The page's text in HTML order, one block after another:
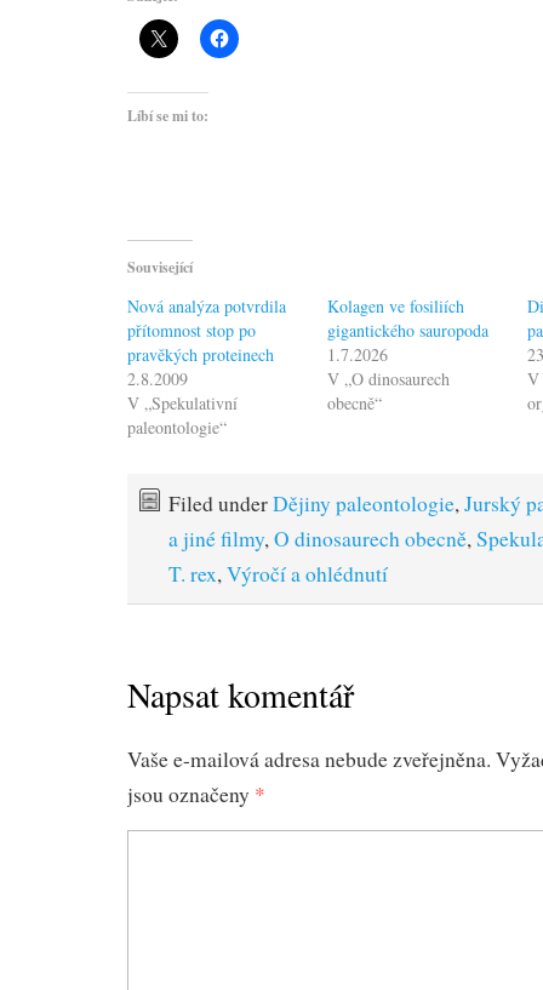
Líbí se mi to:
Související
Nová analýza potvrdila
přítomnost stop po
pravěkých proteinech
2.8.2009
V „Spekulativní
paleontologie“
Kolagen ve fosiliích
gigantického sauropoda
1.7.2026
V „O dinosaurech
obecně“
V
Filed underDějiny paleontologie,Jurský
a jiné filmy,O dinosaurech obecně,
T. rex,Výročí a ohlédnutí
Napsat komentář
Vaše e-mailová adresa nebude zveřejněna.
jsou označeny *